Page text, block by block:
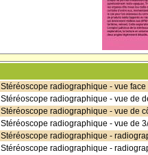
Stéréoscope radiographique - vue face
Stéréoscope radiographique - vue de
Stéréoscope radiographique - vue de
Stéréoscope radiographique - vue de
Stéréoscope radiographique -
Stéréoscope radiographique -